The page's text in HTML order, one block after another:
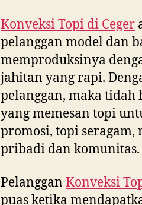
Konveksi Topi di Ceger
pelanggan model dan
memproduksinya
jahitan yang rapi.
pelanggan, maka tidah
yang memesan topi
promosi, topi
pribadi dan komunitas.
Pelanggan Konveksi
puas ketika